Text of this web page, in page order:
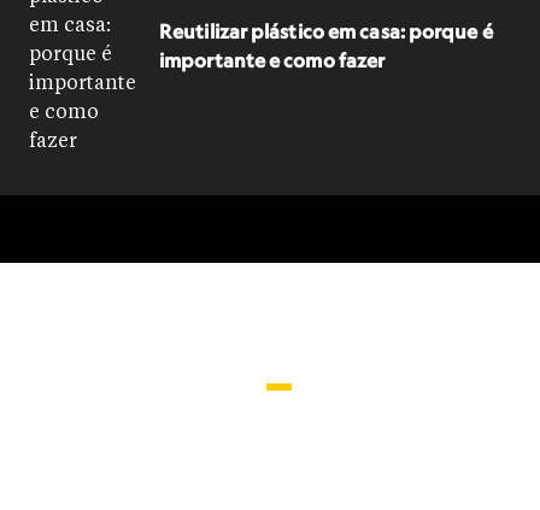
Reutilizar plástico em casa: porque é
importante e como fazer